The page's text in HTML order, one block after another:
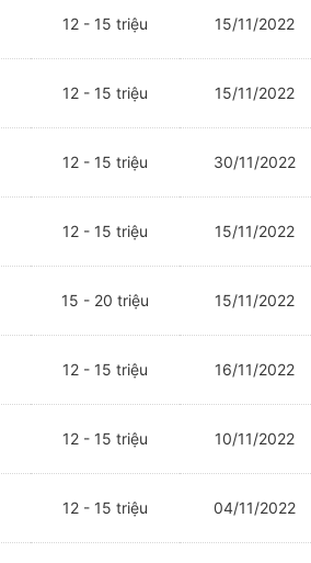
12 - 15 triệu 15/11/2022
12 - 15 triệu 15/11/2022
12 - 15 triệu 30/11/2022
12 - 15 triệu 15/11/2022
15 - 20 triệu 15/11/2022
12 - 15 triệu 16/11/2022
12 - 15 triệu 10/11/2022
12 - 15 triệu 04/11/2022